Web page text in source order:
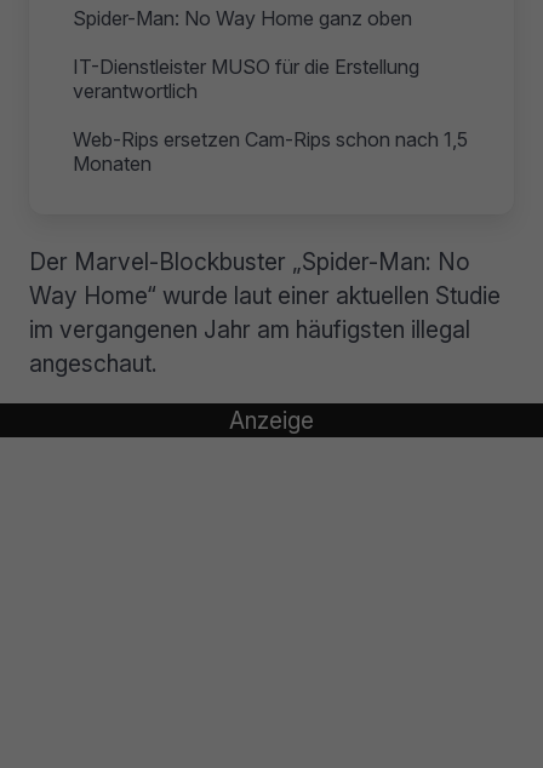
Spider-Man: No Way Home ganz oben
IT-Dienstleister MUSO für die Erstellung
verantwortlich
Web-Rips ersetzen Cam-Rips schon nach 1,5
Monaten
Der Marvel-Blockbuster „Spider-Man: No
Way Home“ wurde laut einer aktuellen Studie
im vergangenen Jahr am häufigsten illegal
angeschaut.